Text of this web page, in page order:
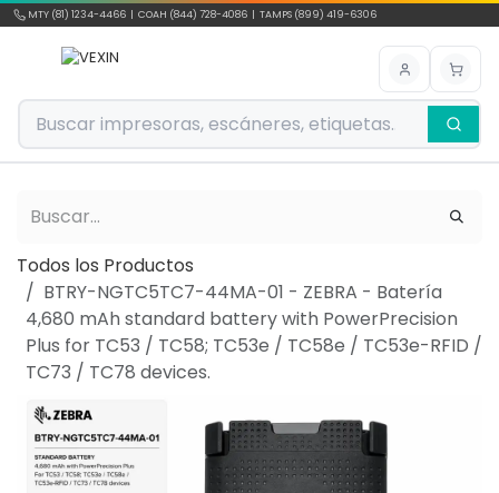
Ir al contenido
MTY (81) 1234-4466 | COAH (844) 728-4086 | TAMPS (899) 419-6306
Todos los Productos
BTRY-NGTC5TC7-44MA-01 - ZEBRA - Batería
4,680 mAh standard battery with PowerPrecision
Plus for TC53 / TC58; TC53e / TC58e / TC53e-RFID /
TC73 / TC78 devices.